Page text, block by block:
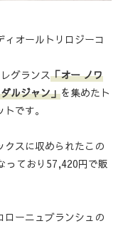
オールトリロジーコ
グランス「オー ノワ
ルジャン」を集めたト
です。
クスに収められたこの
っており57,420円で販
ローニュブランシュの